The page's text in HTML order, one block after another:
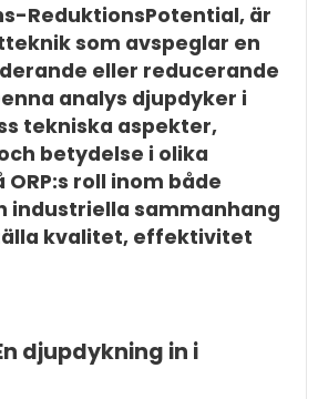
ReduktionsPotential, är
som avspeglar en
eller reducerande
analys djupdyker i
tekniska aspekter,
betydelse i olika
roll inom både
industriella sammanhang
kvalitet, effektivitet
djupdykning in i